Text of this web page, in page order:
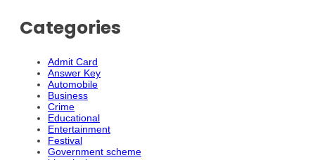
Categories
Admit Card
Answer Key
Automobile
Business
Crime
Educational
Entertainment
Festival
Government scheme